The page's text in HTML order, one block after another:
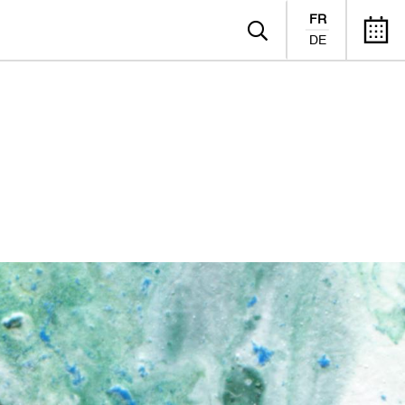
FR
DE